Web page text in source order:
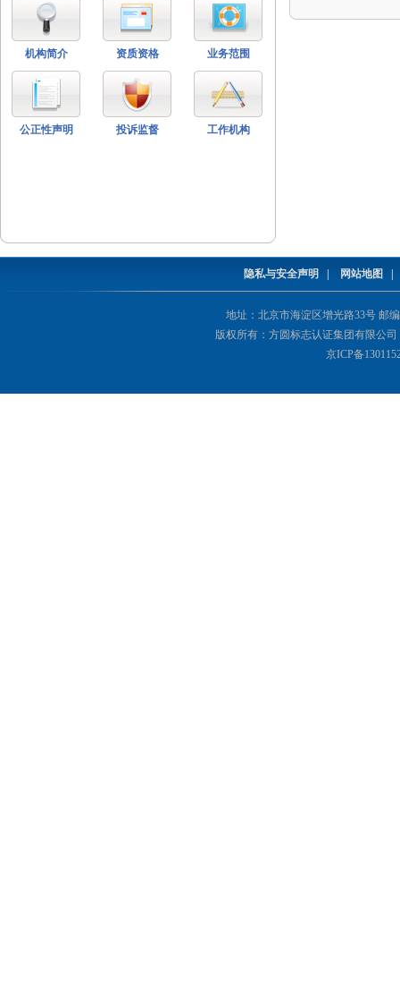
机构简介 资质资格 业务范围
公正性声明 投诉监督 工作机构
隐私与安全声明 | 网站地图
地址：北京市海淀区增光路33号 邮编
版权所有：方圆标志认证集团有限公司
京ICP备